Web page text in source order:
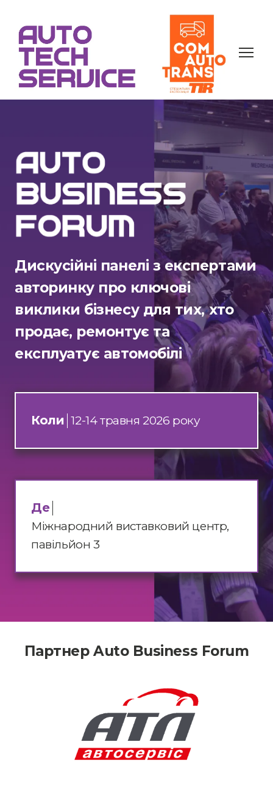
Дискусійні панелі з експертами
авторинку про ключові
виклики бізнесу для тих, хто
продає, ремонтує та
експлуатує автомобілі
Коли 12-14 травня 2026 року
Де
Міжнародний виставковий центр,
павільйон 3
Партнер Auto Business Forum